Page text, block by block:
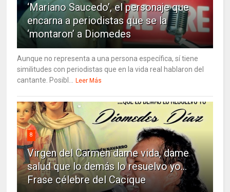
‘Mariano Saucedo’, el personaje que
encarna a periodistas que se la
‘montaron’ a Diomedes
Aunque no representa a una persona específica, sí tiene
similitudes con periodistas que en la vida real hablaron del
cantante. Posibl...
Leer Más
8
Virgen del Carmen dame vida, dame
salud que lo demás lo resuelvo yo…
Frase célebre del Cacique